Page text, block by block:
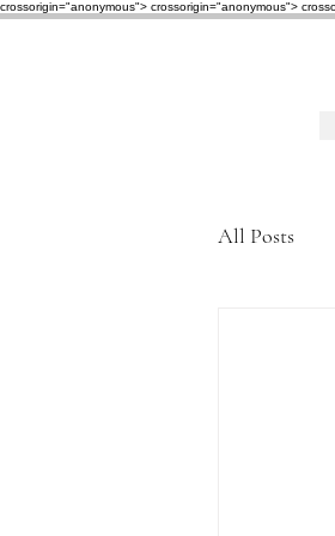
crossorigin="anonymous"> crossorigin="anonymous">
All Posts
Trans